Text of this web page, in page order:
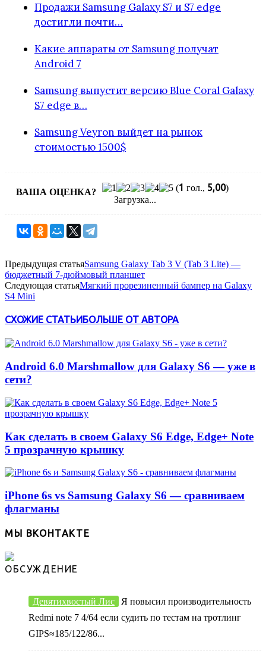
Продажи Samsung Galaxy S7 и S7 edge
достигли почти…
Какие аппараты от Samsung получат
Android 7
Samsung выпустит версию Blue Coral Galaxy
S7 edge в…
Samsung Veyron выйдет на рынок
стоимостью 1500$
ВАША ОЦЕНКА? (1 гол., 5,00)
Загрузка...
Предыдущая статьяSamsung Galaxy Tab 3 V (Tab 3 Lite) —
бюджетный 7-дюймовый планшет
Следующая статьяМягкий прорезиненный бампер на Galaxy
S4 Mini
СХОЖИЕ СТАТЬИБОЛЬШЕ ОТ АВТОРА
Android 6.0 Marshmallow для Galaxy S6 — уже в
сети?
Как сделать в своем Galaxy S6 Edge, Edge+ Note
5 прозрачную крышку
iPhone 6s vs Samsung Galaxy S6 — сравниваем
флагманы
МЫ ВКОНТАКТЕ
ОБСУЖДЕНИЕ
Девятихвостый Лис
Я повысил производительность
Redmi note 7 4/64 если судить по тестам на тротлинг
GIPS≈185/122/86...